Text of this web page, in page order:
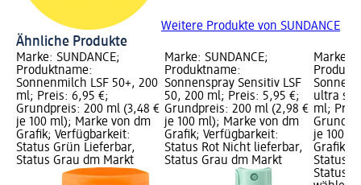
Weitere Produkte von SUNDANCE
Ähnliche Produkte
Marke: SUNDANCE;
Produktname:
Sonnenmilch LSF 50+, 200
ml; Preis: 6,95 €;
Grundpreis: 200 ml (3,48 €
je 100 ml); Marke von dm
Grafik; Verfügbarkeit:
Status Grün Lieferbar,
Status Grau dm Markt
Marke: SUNDANCE;
Produktname:
Sonnenspray Sensitiv LSF
50, 200 ml; Preis: 5,95 €;
Grundpreis: 200 ml (2,98 €
je 100 ml); Marke von dm
Grafik; Verfügbarkeit:
Status Rot Nicht lieferbar,
Status Grau dm Markt
Marke:
ultra
ml;
je 100
Grafik;
Status
Status